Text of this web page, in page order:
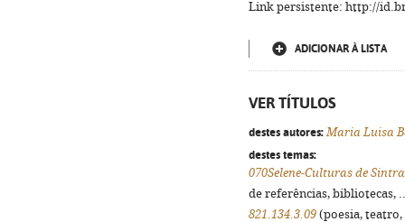
Link persistente: http://
ADICIONAR À LISTA
VER TÍTULOS
destes autores: Maria Luisa
destes temas:
070Selene-Culturas de
de referências, bibliotecas,
821.134.3.09 (poesia,